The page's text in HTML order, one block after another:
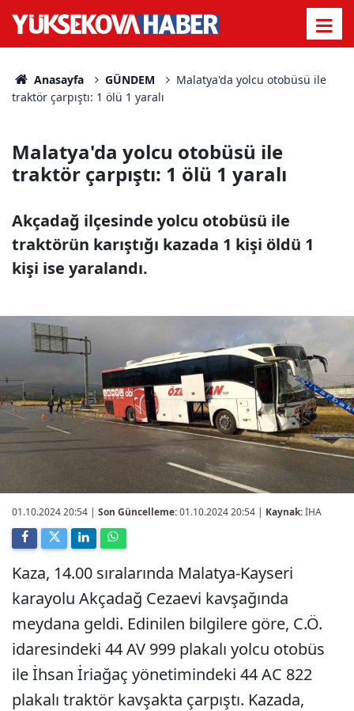
Anasayfa GÜNDEM
Malatya'da yolcu otobüsü ile
traktör çarpıştı: 1 ölü 1 yaralı
Malatya'da yolcu otobüsü ile
traktör çarpıştı: 1 ölü 1 yaralı
Akçadağ ilçesinde yolcu otobüsü ile
traktörün karıştığı kazada 1 kişi öldü 1
kişi ise yaralandı.
01.10.2024 20:54 | Son Güncelleme:01.10.2024 20:54 | Kaynak:İHA
Kaza, 14.00 sıralarında Malatya-Kayseri
karayolu Akçadağ Cezaevi kavşağında
meydana geldi. Edinilen bilgilere göre, C.Ö.
idaresindeki 44 AV 999 plakalı yolcu otobüs
ile İhsan İriağaç yönetimindeki 44 AC 822
plakalı traktör kavşakta çarpıştı. Kazada,